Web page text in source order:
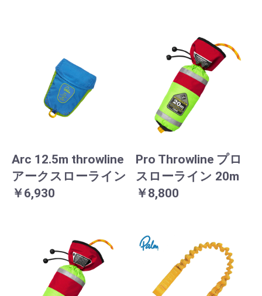
Arc 12.5m throwline
アークスローライン
￥6,930
Pro Throwline プロ
スローライン 20m
￥8,800